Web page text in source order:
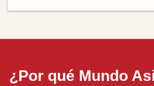
¿Por qué Mundo